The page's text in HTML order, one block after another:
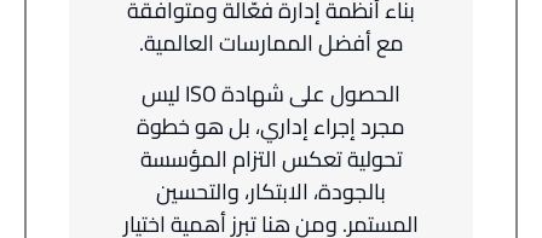
بناء أنظمة إدارة فعّالة ومتوافقة
مع أفضل الممارسات العالمية.
الحصول على شهادة ISO ليس
مجرد إجراء إداري، بل هو خطوة
تحولية تعكس التزام المؤسسة
بالجودة، الابتكار، والتحسين
المستمر. ومن هنا تبرز أهمية اختيار